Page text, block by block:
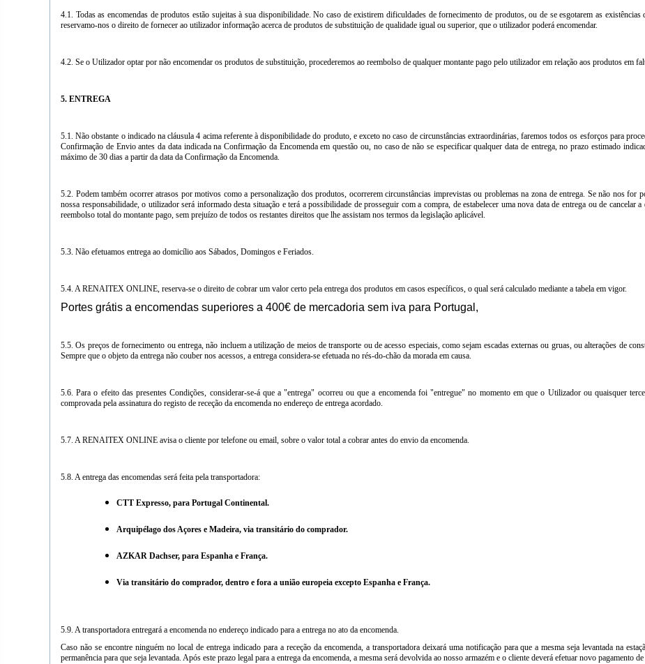
4.1. Todas as encomendas de produtos estão sujeitas à sua disponibilidade. No caso de existirem dificuldades de fornecimento de produtos, ou de se esgotarem as
reservamo-nos o direito de fornecer ao utilizador informação acerca de produtos de substituição de qualidade igual ou superior, que o utilizador poderá encomendar.
4.2. Se o Utilizador optar por não encomendar os produtos de substituição, procederemos ao reembolso de qualquer montante pago pelo utilizador em relação aos produtos em
5. ENTREGA
5.1. Não obstante o indicado na cláusula 4 acima referente à disponibilidade do produto, e exceto no caso de circunstâncias extraordinárias, faremos todos os esforços para
Confirmação de Envio antes da data indicada na Confirmação da Encomenda em questão ou, no caso de não se especificar qualquer data de entrega, no prazo estimado
máximo de 30 dias a partir da data da Confirmação da Encomenda.
5.2. Podem também ocorrer atrasos por motivos como a personalização dos produtos, ocorrerem circunstâncias imprevistas ou problemas na zona de entrega. Se não nos for
nossa responsabilidade, o utilizador será informado desta situação e terá a possibilidade de prosseguir com a compra, de estabelecer uma nova data de entrega ou de cancelar
reembolso total do montante pago, sem prejuízo de todos os restantes direitos que lhe assistam nos termos da legislação aplicável.
5.3. Não efetuamos entrega ao domicílio aos Sábados, Domingos e Feriados.
5.4. A RENAITEX ONLINE, reserva-se o direito de cobrar um valor certo pela entrega dos produtos em casos específicos, o qual será calculado mediante a tabela em vigor.
Portes grátis a encomendas superiores a 400€ de mercadoria sem iva para Portugal,
5.5. Os preços de fornecimento ou entrega, não incluem a utilização de meios de transporte ou de acesso especiais, como sejam escadas externas ou gruas, ou alterações de
Sempre que o objeto da entrega não couber nos acessos, a entrega considera-se efetuada no rés-do-chão da morada em causa.
5.6. Para o efeito das presentes Condições, considerar-se-á que a "entrega" ocorreu ou que a encomenda foi "entregue" no momento em que o Utilizador ou quaisquer
comprovada pela assinatura do registo de receção da encomenda no endereço de entrega acordado.
5.7. A RENAITEX ONLINE avisa o cliente por telefone ou email, sobre o valor total a cobrar antes do envio da encomenda.
5.8. A entrega das encomendas será feita pela transportadora:
CTT Expresso, para Portugal Continental.
Arquipélago dos Açores e Madeira, via transitário do comprador.
AZKAR Dachser, para Espanha e França.
Via transitário do comprador, dentro e fora a união europeia excepto Espanha e França.
5.9. A transportadora entregará a encomenda no endereço indicado para a entrega no ato da encomenda.
Caso não se encontre ninguém no local de entrega indicado para a receção da encomenda, a transportadora deixará uma notificação para que a mesma seja levantada na
permanência para que seja levantada. Após este prazo legal para a entrega da encomenda, a mesma será devolvida ao nosso armazém e o cliente deverá efetuar novo pagamento